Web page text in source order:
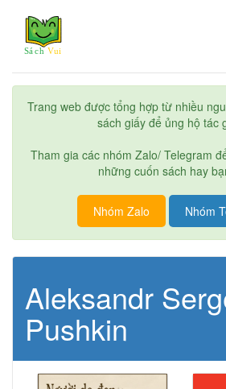
Trang web được tổng hợp từ nhiều
sách giấy để ủng hộ tác
Tham gia các nhóm Zalo/ Telegram
những cuốn sách hay
Nhóm Zalo Nhóm
Aleksandr
Pushkin